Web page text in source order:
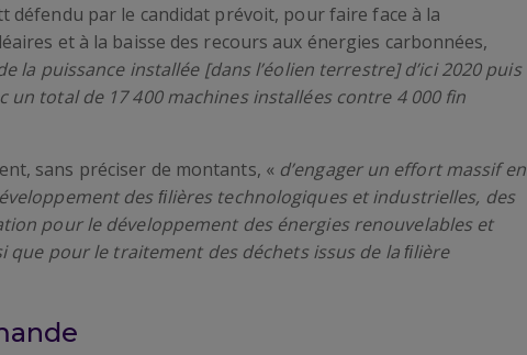
défendu par le candidat prévoit, pour faire face à la
et à la baisse des recours aux énergies carbonnées,
la puissance installée [dans l’éolien terrestre] d’ici 2020 puis
un total de 17 400 machines installées contre 4 000 fin
sans préciser de montants, « d’engager un eﬀort massif en
des ﬁlières technologiques et industrielles, des
pour le développement des énergies renouvelables et
pour le traitement des déchets issus de la ﬁlière